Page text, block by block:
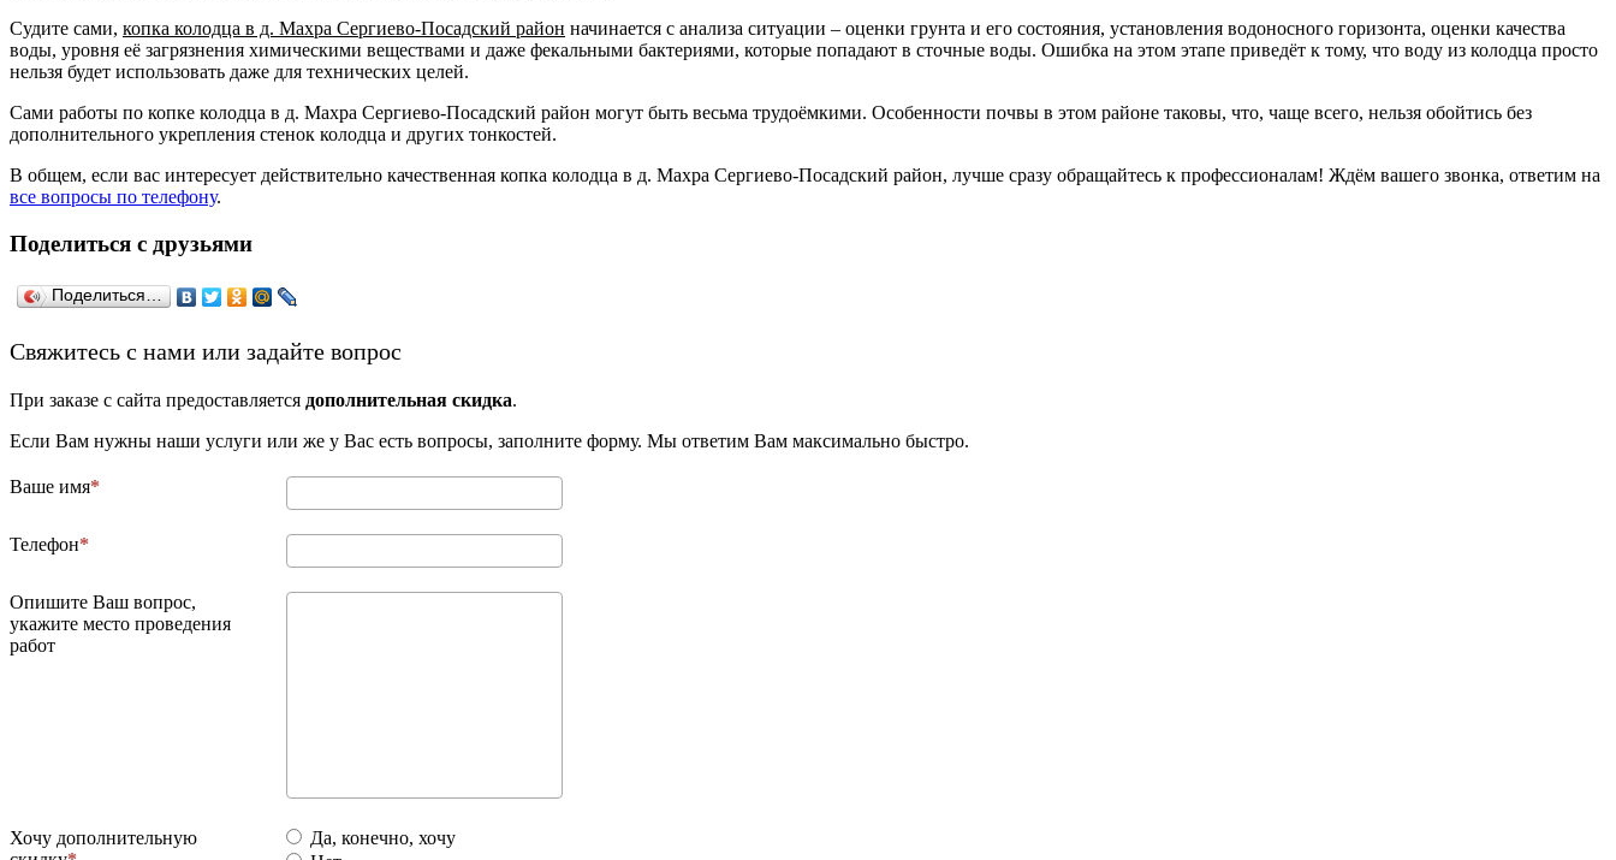
Судите сами, копка колодца в д. Махра Сергиево-Посадский район начинается с анализа ситуации – оценки грунта и его состояния, установления водоносного горизонта, оценки качества
воды, уровня её загрязнения химическими веществами и даже фекальными бактериями, которые попадают в сточные воды. Ошибка на этом этапе приведёт к тому, что воду из колодца просто
нельзя будет использовать даже для технических целей.
Сами работы по копке колодца в д. Махра Сергиево-Посадский район могут быть весьма трудоёмкими. Особенности почвы в этом районе таковы, что, чаще всего, нельзя обойтись без
дополнительного укрепления стенок колодца и других тонкостей.
В общем, если вас интересует действительно качественная копка колодца в д. Махра Сергиево-Посадский район, лучше сразу обращайтесь к профессионалам! Ждём вашего звонка, ответим на
все вопросы по телефону.
Поделиться с друзьями
Поделиться…
­Свяжитесь с нами или задайте вопрос
При заказе с сайта предоставляется дополнительная скидка.
Если Вам нужны наши услуги или же у Вас есть вопросы, заполните форму. Мы ответим Вам максимально быстро.
Ваше имя
Телефон
Опишите Ваш вопрос,
укажите место проведения
работ
Хочу дополнительную
Да, конечно, хочу